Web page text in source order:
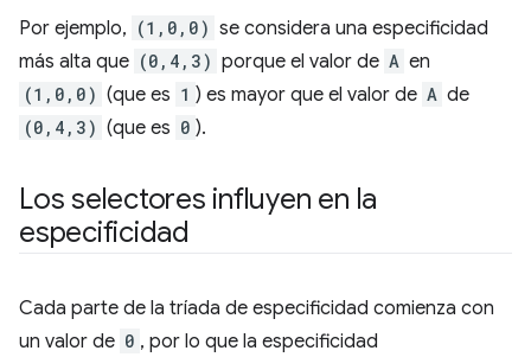
Por ejemplo, (1,0,0) se considera una especificidad
más alta que (0,4,3) porque el valor de A en
(1,0,0) (que es 1 ) es mayor que el valor de A de
(0,4,3) (que es 0 ).
Los selectores influyen en la
especificidad
Cada parte de la tríada de especificidad comienza con
un valor de 0 , por lo que la especificidad